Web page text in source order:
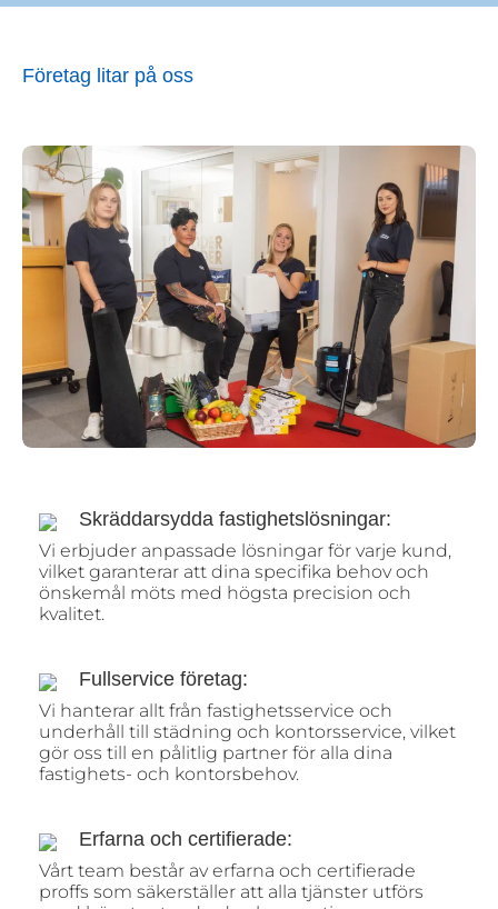
Företag litar på oss
Skräddarsydda fastighetslösningar:
Vi erbjuder anpassade lösningar för varje kund,
vilket garanterar att dina specifika behov och
önskemål möts med högsta precision och
kvalitet.
Fullservice företag:
Vi hanterar allt från fastighetsservice och
underhåll till städning och kontorsservice, vilket
gör oss till en pålitlig partner för alla dina
fastighets- och kontorsbehov.
Erfarna och certifierade:
Vårt team består av erfarna och certifierade
proffs som säkerställer att alla tjänster utförs